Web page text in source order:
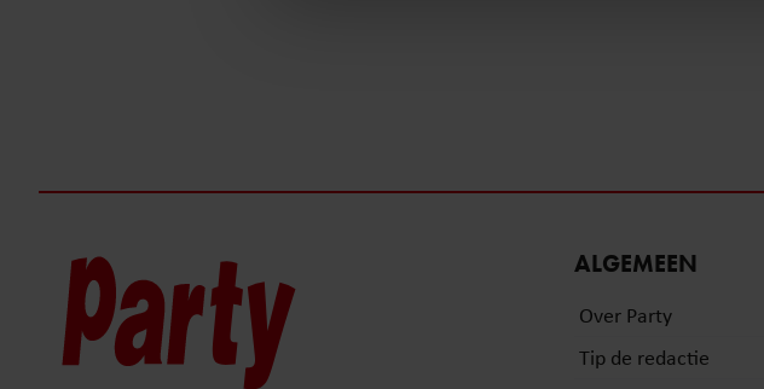
ALGEMEEN
Over Party
Tip de redactie